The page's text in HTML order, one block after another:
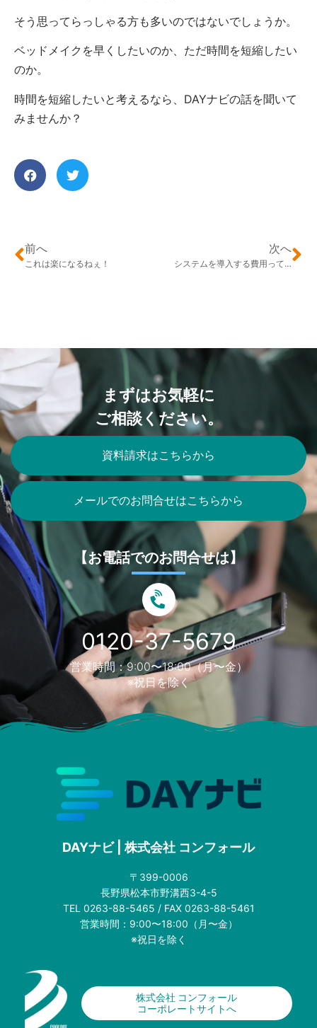
そう思ってらっしゃる方も多いのではないでしょうか。
ベッドメイクを早くしたいのか、ただ時間を短縮したい
のか。
時間を短縮したいと考えるなら、DAYナビの話を聞いて
みませんか？
前へ
これは楽になるねぇ！
次へ
システムを導入する費用って…
まずはお気軽に
ご相談ください。
資料請求はこちらから
メールでのお問合せはこちらから
【お電話でのお問合せは】
0120-37-5679
営業時間：9:00〜18:00（月〜金）
※祝日を除く
DAYナビ | 株式会社 コンフォール
〒399-0006
長野県松本市野溝西3-4-5
TEL 0263-88-5465 / FAX 0263-88-5461
営業時間：9:00〜18:00（月〜金）
※祝日を除く
株式会社 コンフォール
コーポレートサイトへ